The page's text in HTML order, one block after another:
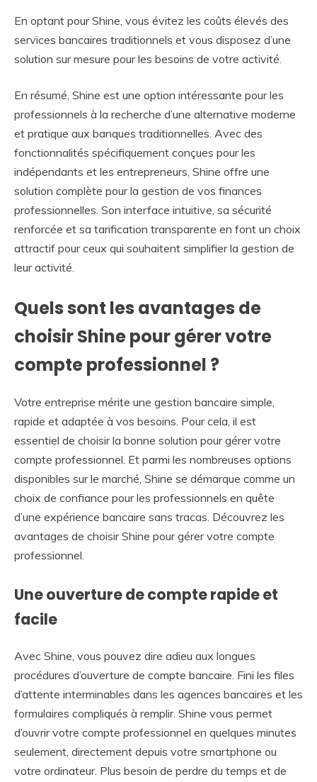
En optant pour Shine, vous évitez les coûts élevés des
services bancaires traditionnels et vous disposez d’une
solution sur mesure pour les besoins de votre activité.
En résumé, Shine est une option intéressante pour les
professionnels à la recherche d’une alternative moderne
et pratique aux banques traditionnelles. Avec des
fonctionnalités spécifiquement conçues pour les
indépendants et les entrepreneurs, Shine offre une
solution complète pour la gestion de vos finances
professionnelles. Son interface intuitive, sa sécurité
renforcée et sa tarification transparente en font un choix
attractif pour ceux qui souhaitent simplifier la gestion de
leur activité.
Quels sont les avantages de
choisir Shine pour gérer votre
compte professionnel ?
Votre entreprise mérite une gestion bancaire simple,
rapide et adaptée à vos besoins. Pour cela, il est
essentiel de choisir la bonne solution pour gérer votre
compte professionnel. Et parmi les nombreuses options
disponibles sur le marché, Shine se démarque comme un
choix de confiance pour les professionnels en quête
d’une expérience bancaire sans tracas. Découvrez les
avantages de choisir Shine pour gérer votre compte
professionnel.
Une ouverture de compte rapide et
facile
Avec Shine, vous pouvez dire adieu aux longues
procédures d’ouverture de compte bancaire. Fini les files
d’attente interminables dans les agences bancaires et les
formulaires compliqués à remplir. Shine vous permet
d’ouvrir votre compte professionnel en quelques minutes
seulement, directement depuis votre smartphone ou
votre ordinateur. Plus besoin de perdre du temps et de